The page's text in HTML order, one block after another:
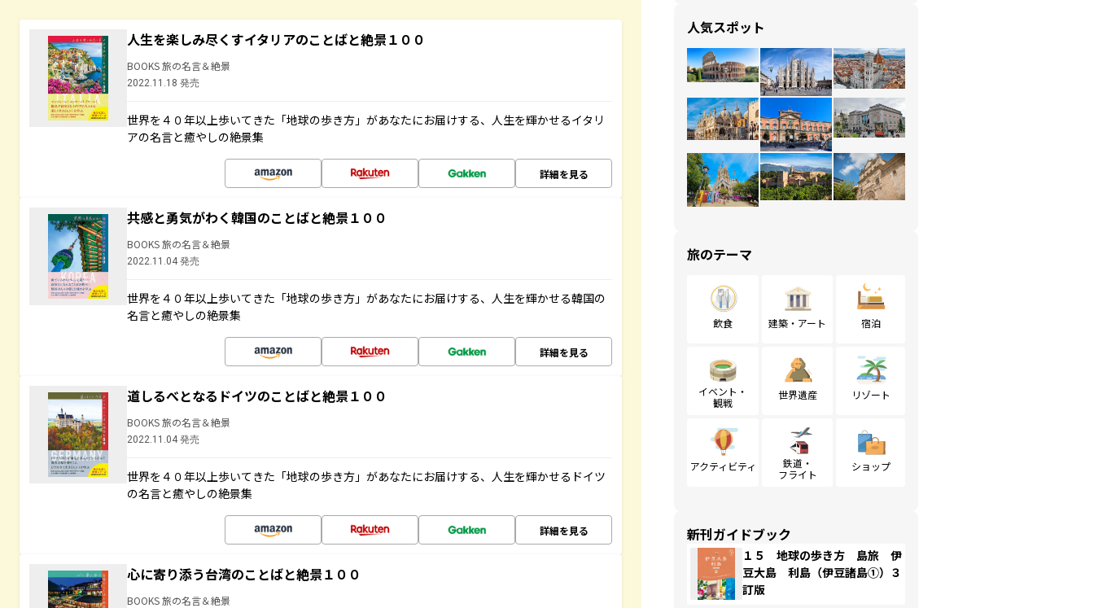
人生を楽しみ尽くすイタリアのことばと絶景１００
BOOKS 旅の名言＆絶景
2022.11.18 発売
世界を４０年以上歩いてきた「地球の歩き方」があなたにお届けする、人生を輝かせるイタリ
アの名言と癒やしの絶景集
詳細を見る
共感と勇気がわく韓国のことばと絶景１００
BOOKS 旅の名言＆絶景
2022.11.04 発売
世界を４０年以上歩いてきた「地球の歩き方」があなたにお届けする、人生を輝かせる韓国の
名言と癒やしの絶景集
詳細を見る
道しるべとなるドイツのことばと絶景１００
BOOKS 旅の名言＆絶景
2022.11.04 発売
世界を４０年以上歩いてきた「地球の歩き方」があなたにお届けする、人生を輝かせるドイツ
の名言と癒やしの絶景集
詳細を見る
心に寄り添う台湾のことばと絶景１００
BOOKS 旅の名言＆絶景
人気スポット
旅のテーマ
飲食 建築・アート 宿泊
イベント・
観戦
世界遺産 リゾート
アクティビティ
鉄道・
フライト
ショップ
新刊ガイドブック
１５ 地球の歩き方 島旅 伊
豆大島 利島（伊豆諸島①）３
訂版